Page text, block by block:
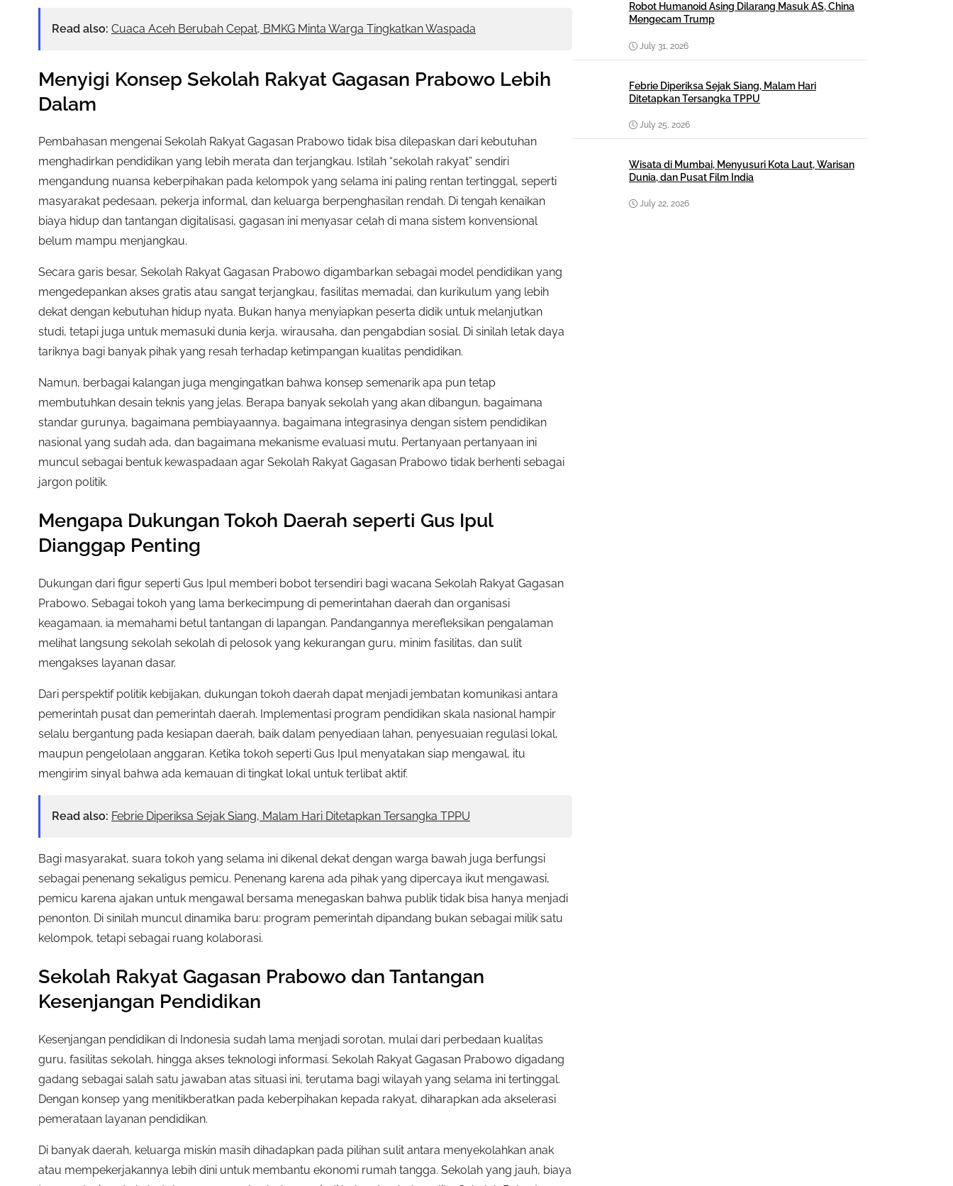
Read also: Cuaca Aceh Berubah Cepat, BMKG Minta Warga Tingkatkan Waspada
Menyigi Konsep Sekolah Rakyat Gagasan Prabowo Lebih
Dalam
Pembahasan mengenai Sekolah Rakyat Gagasan Prabowo tidak bisa dilepaskan dari kebutuhan
menghadirkan pendidikan yang lebih merata dan terjangkau. Istilah “sekolah rakyat” sendiri
mengandung nuansa keberpihakan pada kelompok yang selama ini paling rentan tertinggal, seperti
masyarakat pedesaan, pekerja informal, dan keluarga berpenghasilan rendah. Di tengah kenaikan
biaya hidup dan tantangan digitalisasi, gagasan ini menyasar celah di mana sistem konvensional
belum mampu menjangkau.
Secara garis besar, Sekolah Rakyat Gagasan Prabowo digambarkan sebagai model pendidikan yang
mengedepankan akses gratis atau sangat terjangkau, fasilitas memadai, dan kurikulum yang lebih
dekat dengan kebutuhan hidup nyata. Bukan hanya menyiapkan peserta didik untuk melanjutkan
studi, tetapi juga untuk memasuki dunia kerja, wirausaha, dan pengabdian sosial. Di sinilah letak daya
tariknya bagi banyak pihak yang resah terhadap ketimpangan kualitas pendidikan.
Namun, berbagai kalangan juga mengingatkan bahwa konsep semenarik apa pun tetap
membutuhkan desain teknis yang jelas. Berapa banyak sekolah yang akan dibangun, bagaimana
standar gurunya, bagaimana pembiayaannya, bagaimana integrasinya dengan sistem pendidikan
nasional yang sudah ada, dan bagaimana mekanisme evaluasi mutu. Pertanyaan pertanyaan ini
muncul sebagai bentuk kewaspadaan agar Sekolah Rakyat Gagasan Prabowo tidak berhenti sebagai
jargon politik.
Mengapa Dukungan Tokoh Daerah seperti Gus Ipul
Dianggap Penting
Dukungan dari figur seperti Gus Ipul memberi bobot tersendiri bagi wacana Sekolah Rakyat Gagasan
Prabowo. Sebagai tokoh yang lama berkecimpung di pemerintahan daerah dan organisasi
keagamaan, ia memahami betul tantangan di lapangan. Pandangannya merefleksikan pengalaman
melihat langsung sekolah sekolah di pelosok yang kekurangan guru, minim fasilitas, dan sulit
mengakses layanan dasar.
Dari perspektif politik kebijakan, dukungan tokoh daerah dapat menjadi jembatan komunikasi antara
pemerintah pusat dan pemerintah daerah. Implementasi program pendidikan skala nasional hampir
selalu bergantung pada kesiapan daerah, baik dalam penyediaan lahan, penyesuaian regulasi lokal,
maupun pengelolaan anggaran. Ketika tokoh seperti Gus Ipul menyatakan siap mengawal, itu
mengirim sinyal bahwa ada kemauan di tingkat lokal untuk terlibat aktif.
Read also: Febrie Diperiksa Sejak Siang, Malam Hari Ditetapkan Tersangka TPPU
Bagi masyarakat, suara tokoh yang selama ini dikenal dekat dengan warga bawah juga berfungsi
sebagai penenang sekaligus pemicu. Penenang karena ada pihak yang dipercaya ikut mengawasi,
pemicu karena ajakan untuk mengawal bersama menegaskan bahwa publik tidak bisa hanya menjadi
penonton. Di sinilah muncul dinamika baru: program pemerintah dipandang bukan sebagai milik satu
kelompok, tetapi sebagai ruang kolaborasi.
Sekolah Rakyat Gagasan Prabowo dan Tantangan
Kesenjangan Pendidikan
Kesenjangan pendidikan di Indonesia sudah lama menjadi sorotan, mulai dari perbedaan kualitas
guru, fasilitas sekolah, hingga akses teknologi informasi. Sekolah Rakyat Gagasan Prabowo digadang
gadang sebagai salah satu jawaban atas situasi ini, terutama bagi wilayah yang selama ini tertinggal.
Dengan konsep yang menitikberatkan pada keberpihakan kepada rakyat, diharapkan ada akselerasi
pemerataan layanan pendidikan.
Di banyak daerah, keluarga miskin masih dihadapkan pada pilihan sulit antara menyekolahkan anak
atau mempekerjakannya lebih dini untuk membantu ekonomi rumah tangga. Sekolah yang jauh, biaya
Robot Humanoid Asing Dilarang Masuk AS, China
Mengecam Trump
July 31, 2026
Febrie Diperiksa Sejak Siang, Malam Hari
Ditetapkan Tersangka TPPU
July 25, 2026
Wisata di Mumbai, Menyusuri Kota Laut, Warisan
Dunia, dan Pusat Film India
July 22, 2026